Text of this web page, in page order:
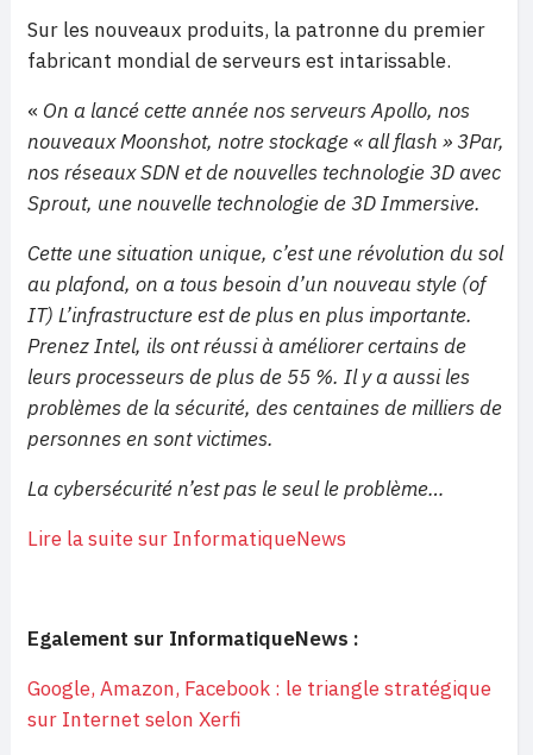
Sur les nouveaux produits, la patronne du premier
fabricant mondial de serveurs est intarissable.
« On a lancé cette année nos serveurs Apollo, nos
nouveaux Moonshot, notre stockage « all flash » 3Par,
nos réseaux SDN et de nouvelles technologie 3D avec
Sprout, une nouvelle technologie de 3D Immersive.
Cette une situation unique, c’est une révolution du sol
au plafond, on a tous besoin d’un nouveau style (of
IT) L’infrastructure est de plus en plus importante.
Prenez Intel, ils ont réussi à améliorer certains de
leurs processeurs de plus de 55 %. Il y a aussi les
problèmes de la sécurité, des centaines de milliers de
personnes en sont victimes.
La cybersécurité n’est pas le seul le problème…
Lire la suite sur InformatiqueNews
Egalement sur InformatiqueNews :
Google, Amazon, Facebook : le triangle stratégique
sur Internet selon Xerfi